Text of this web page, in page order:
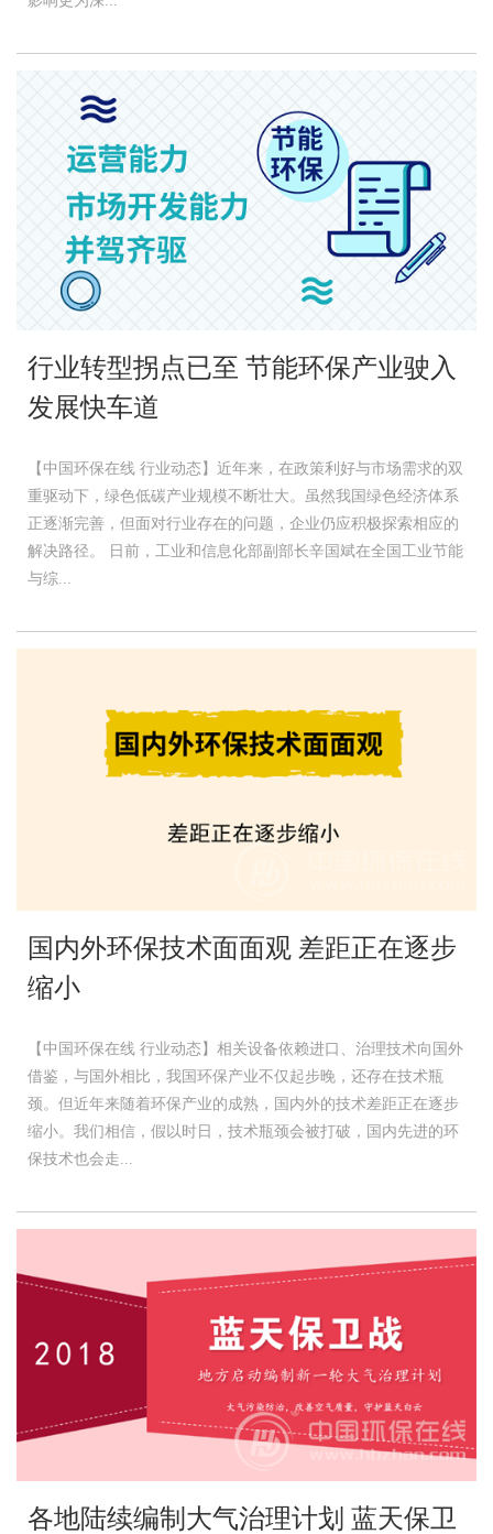
行业转型拐点已至 节能环保产业驶入
发展快车道
【中国环保在线 行业动态】近年来，在政策利好与市场需求的双
重驱动下，绿色低碳产业规模不断壮大。虽然我国绿色经济体系
正逐渐完善，但面对行业存在的问题，企业仍应积极探索相应的
解决路径。 日前，工业和信息化部副部长辛国斌在全国工业节能
与综...
国内外环保技术面面观 差距正在逐步
缩小
【中国环保在线 行业动态】相关设备依赖进口、治理技术向国外
借鉴，与国外相比，我国环保产业不仅起步晚，还存在技术瓶
颈。但近年来随着环保产业的成熟，国内外的技术差距正在逐步
缩小。我们相信，假以时日，技术瓶颈会被打破，国内先进的环
保技术也会走...
各地陆续编制大气治理计划 蓝天保卫